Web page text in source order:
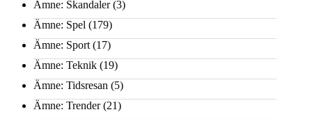
Ämne: Skandaler(3)
Ämne: Spel (179)
Ämne: Sport (17)
Ämne: Teknik (19)
Ämne: Tidsresan (5)
Ämne: Trender(21)